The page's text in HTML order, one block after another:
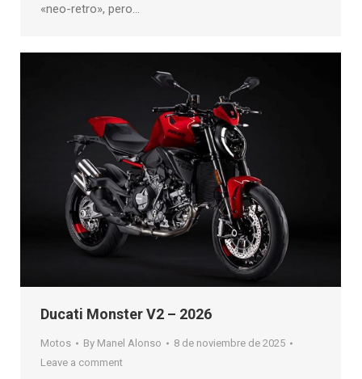
«neo-retro», pero…
Ducati Monster V2 – 2026
Motos By Manel Alonso
8 de noviembre de 2025
Leave a comment